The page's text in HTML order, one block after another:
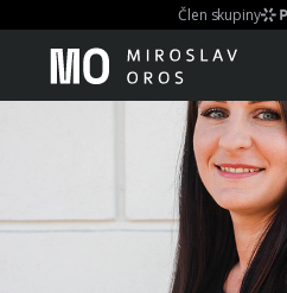
Člen skupiny